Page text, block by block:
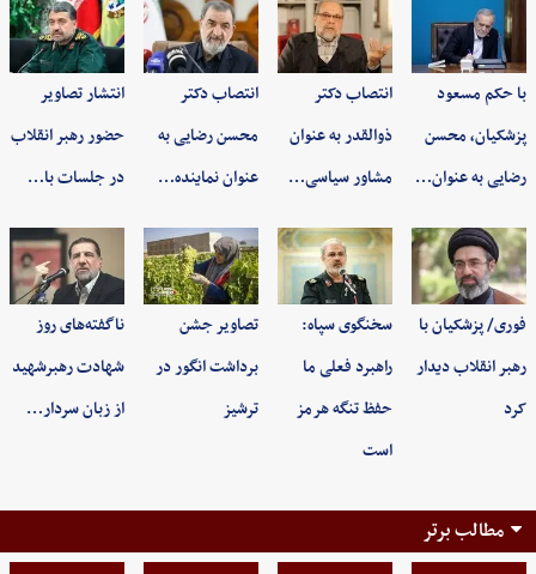
با حکم مسعود
پزشکیان، محسن
رضایی به عنوان…
انتصاب دکتر
ذوالقدر به عنوان
مشاور سیاسی…
انتصاب دکتر
محسن رضایی به
عنوان نماینده…
انتشار تصاویر
حضور رهبر انقلاب
در جلسات با…
فوری/ پزشکیان با
رهبر انقلاب دیدار
کرد
سخنگوی سپاه:
راهبرد فعلی ما
حفظ تنگه هرمز
است
تصاویر جشن
برداشت انگور در
ترشیز
ناگفته‌های روز
شهادت رهبرشهید
از زبان سردار…
مطالب برتر